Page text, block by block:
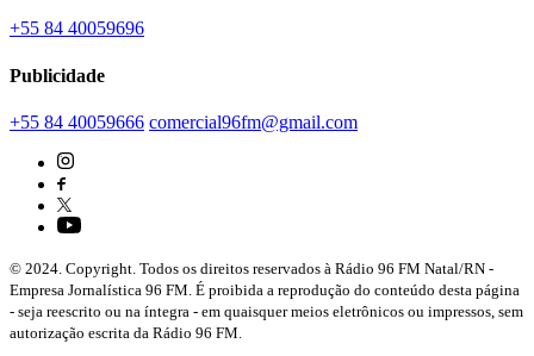
+55 84 40059696
Publicidade
+55 84 40059666 comercial96fm@gmail.com
© 2024. Copyright. Todos os direitos reservados à Rádio 96 FM Natal/RN -
Empresa Jornalística 96 FM. É proibida a reprodução do conteúdo desta página
- seja reescrito ou na íntegra - em quaisquer meios eletrônicos ou impressos, sem
autorização escrita da Rádio 96 FM.